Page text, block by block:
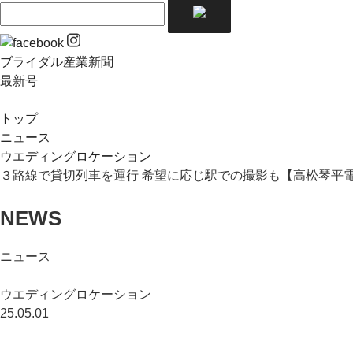
ブライダル産業新聞
最新号
トップ
ニュース
ウエディングロケーション
３路線で貸切列車を運行 希望に応じ駅での撮影も【高松琴平
NEWS
ニュース
ウエディングロケーション
25.05.01